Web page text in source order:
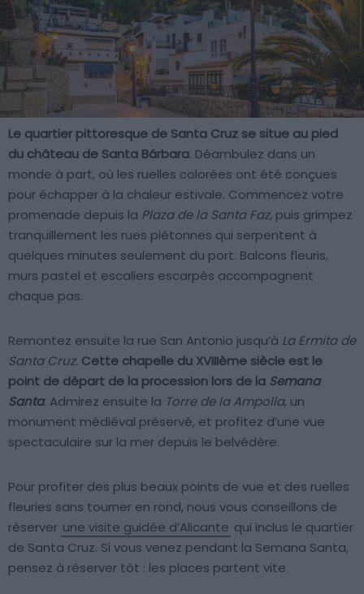
Le quartier pittoresque de Santa Cruz se situe au pied
du château de Santa Bárbara. Déambulez dans un
monde à part, où les ruelles colorées ont été conçues
pour échapper à la chaleur estivale. Commencez votre
promenade depuis la Plaza de la Santa Faz, puis grimpez
tranquillement les rues piétonnes qui serpentent à
quelques minutes seulement du port. Balcons fleuris,
murs pastel et escaliers escarpés accompagnent
chaque pas.
Remontez ensuite la rue San Antonio jusqu’à La Ermita de
Santa Cruz. Cette chapelle du XVIIIème siècle est le
point de départ de la procession lors de la Semana
Santa. Admirez ensuite la Torre de la Ampolla, un
monument médiéval préservé, et profitez d’une vue
spectaculaire sur la mer depuis le belvédère.
Pour profiter des plus beaux points de vue et des ruelles
fleuries sans tourner en rond, nous vous conseillons de
réserver une visite guidée d’Alicante qui inclus le quartier
de Santa Cruz. Si vous venez pendant la Semana Santa,
pensez à réserver tôt : les places partent vite.